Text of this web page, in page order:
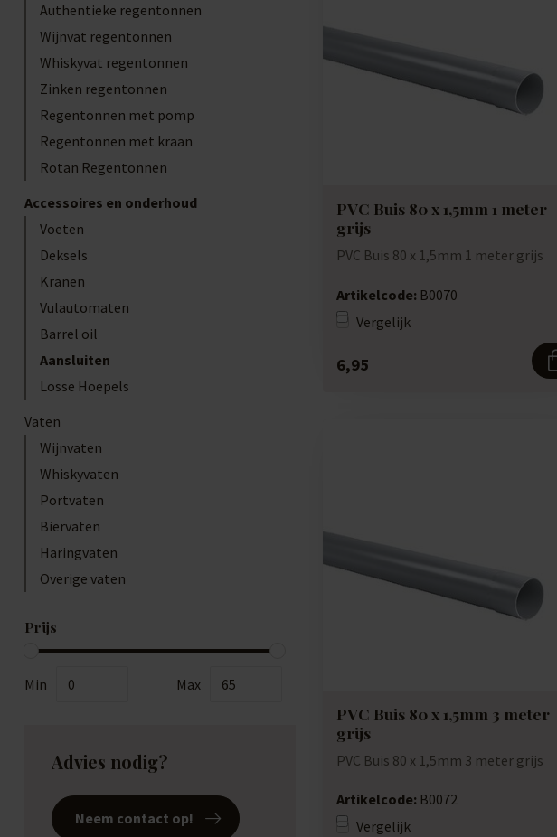
Authentieke regentonnen
Wijnvat regentonnen
Whiskyvat regentonnen
Zinken regentonnen
Regentonnen met pomp
Regentonnen met kraan
Rotan Regentonnen
Accessoires en onderhoud
Voeten
Deksels
Kranen
Vulautomaten
Barrel oil
Aansluiten
Losse Hoepels
Vaten
Wijnvaten
Whiskyvaten
Portvaten
Biervaten
Haringvaten
Overige vaten
Prijs
Min Max
Advies nodig?
Neem contact op!
PVC Buis 80 x 1,5mm 1 meter
grijs
PVC Buis 80 x 1,5mm 1 meter grijs
Artikelcode: B0070
Vergelijk
6,95
PVC Buis 80 x 1,5mm 3 meter
grijs
PVC Buis 80 x 1,5mm 3 meter grijs
Artikelcode: B0072
Vergelijk